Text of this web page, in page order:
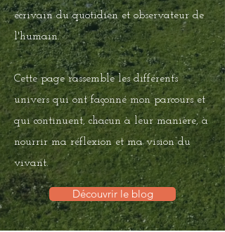
écrivain du quotidien et observateur de
l'humain.
Cette page rassemble les différents
univers qui ont façonné mon parcours et
qui continuent, chacun à leur manière, à
nourrir ma réflexion et ma vision du
vivant.
Découvrir le blog